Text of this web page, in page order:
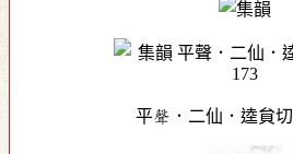
平聲．二仙．逵貟